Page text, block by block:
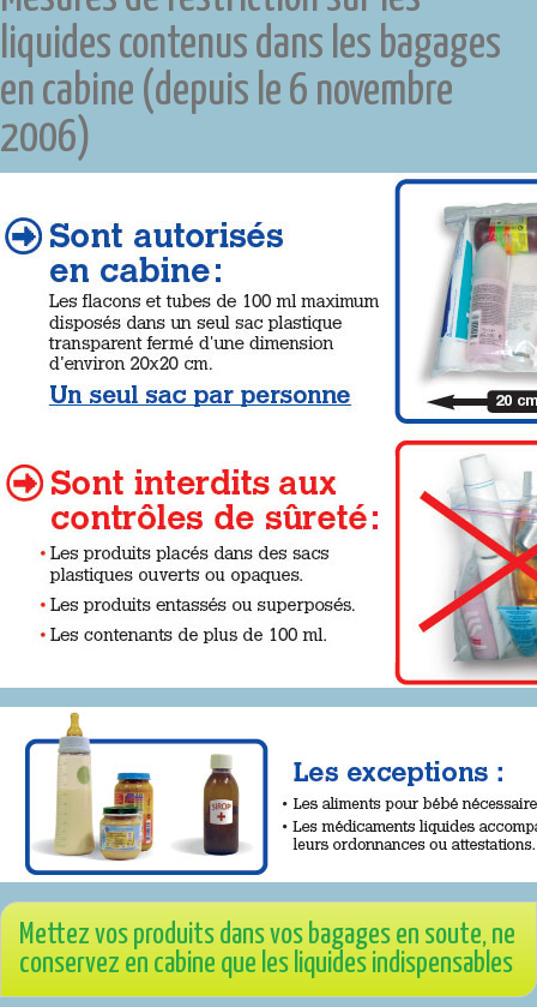
liquides contenus dans les bagages
en cabine (depuis le 6 novembre
2006)
Mettez vos produits dans vos bagages en soute, ne
conservez en cabine que les liquides indispensables